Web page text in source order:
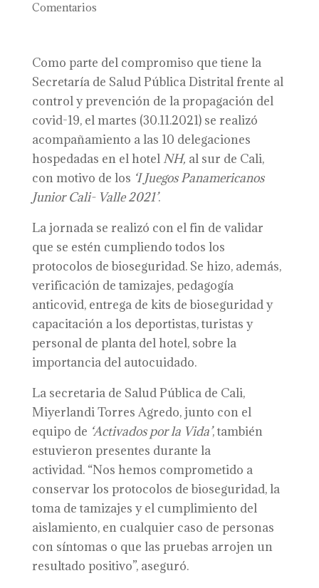
Comentarios
Como parte del compromiso que tiene la
Secretaría de Salud Pública Distrital frente al
control y prevención de la propagación del
covid-19, el martes (30.11.2021) se realizó
acompañamiento a las 10 delegaciones
hospedadas en el hotel NH, al sur de Cali,
con motivo de los ‘I Juegos Panamericanos
Junior Cali- Valle 2021’.
La jornada se realizó con el fin de validar
que se estén cumpliendo todos los
protocolos de bioseguridad. Se hizo, además,
verificación de tamizajes, pedagogía
anticovid, entrega de kits de bioseguridad y
capacitación a los deportistas, turistas y
personal de planta del hotel, sobre la
importancia del autocuidado.
La secretaria de Salud Pública de Cali,
Miyerlandi Torres Agredo, junto con el
equipo de ‘Activados por la Vida’, también
estuvieron presentes durante la
actividad. “Nos hemos comprometido a
conservar los protocolos de bioseguridad, la
toma de tamizajes y el cumplimiento del
aislamiento, en cualquier caso de personas
con síntomas o que las pruebas arrojen un
resultado positivo”, aseguró.